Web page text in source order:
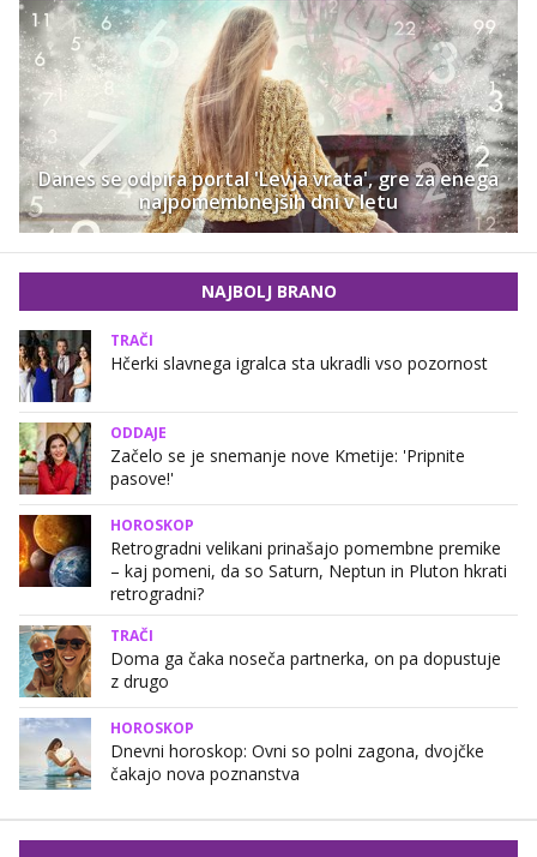
Danes se odpira portal 'Levja vrata', gre za enega
najpomembnejših dni v letu
NAJBOLJ BRANO
TRAČI
Hčerki slavnega igralca sta ukradli vso pozornost
ODDAJE
Začelo se je snemanje nove Kmetije: 'Pripnite
pasove!'
HOROSKOP
Retrogradni velikani prinašajo pomembne premike
– kaj pomeni, da so Saturn, Neptun in Pluton hkrati
retrogradni?
TRAČI
Doma ga čaka noseča partnerka, on pa dopustuje
z drugo
HOROSKOP
Dnevni horoskop: Ovni so polni zagona, dvojčke
čakajo nova poznanstva